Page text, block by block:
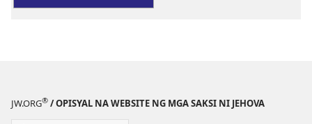
Kabataan
JW.ORG® / OPISYAL NA WEBSITE NG MGA SAKSI NI JEHOVA